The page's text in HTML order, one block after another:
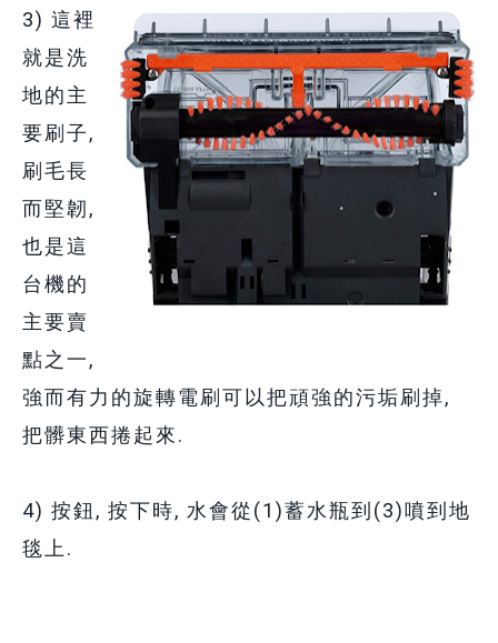
3) 這裡
就是洗
地的主
要刷子,
刷毛長
而堅韌,
也是這
台機的
主要賣
點之一,
強而有力的旋轉電刷可以把頑強的污垢刷掉,
把髒東西捲起來.
4) 按鈕, 按下時, 水會從(1)蓄水瓶到(3)噴到地
毯上.